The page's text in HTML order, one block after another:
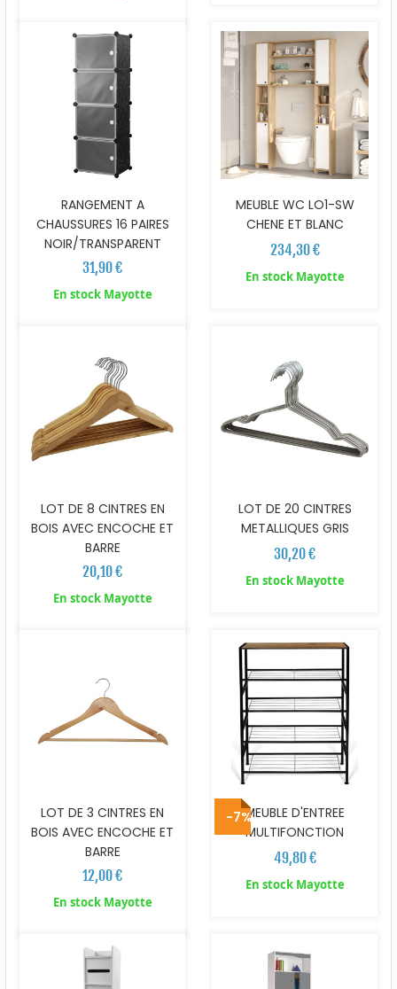
RANGEMENT A
CHAUSSURES 16 PAIRES
NOIR/TRANSPARENT
31,90 €
En stock Mayotte
MEUBLE WC LO1-SW
CHENE ET BLANC
234,30 €
En stock Mayotte
LOT DE 8 CINTRES EN
BOIS AVEC ENCOCHE ET
BARRE
20,10 €
En stock Mayotte
LOT DE 20 CINTRES
METALLIQUES GRIS
30,20 €
En stock Mayotte
LOT DE 3 CINTRES EN
BOIS AVEC ENCOCHE ET
BARRE
12,00 €
En stock Mayotte
MEUBLE D'ENTREE
MULTIFONCTION
49,80 €
En stock Mayotte
-7%